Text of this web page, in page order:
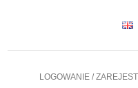
LOGOWANIE /